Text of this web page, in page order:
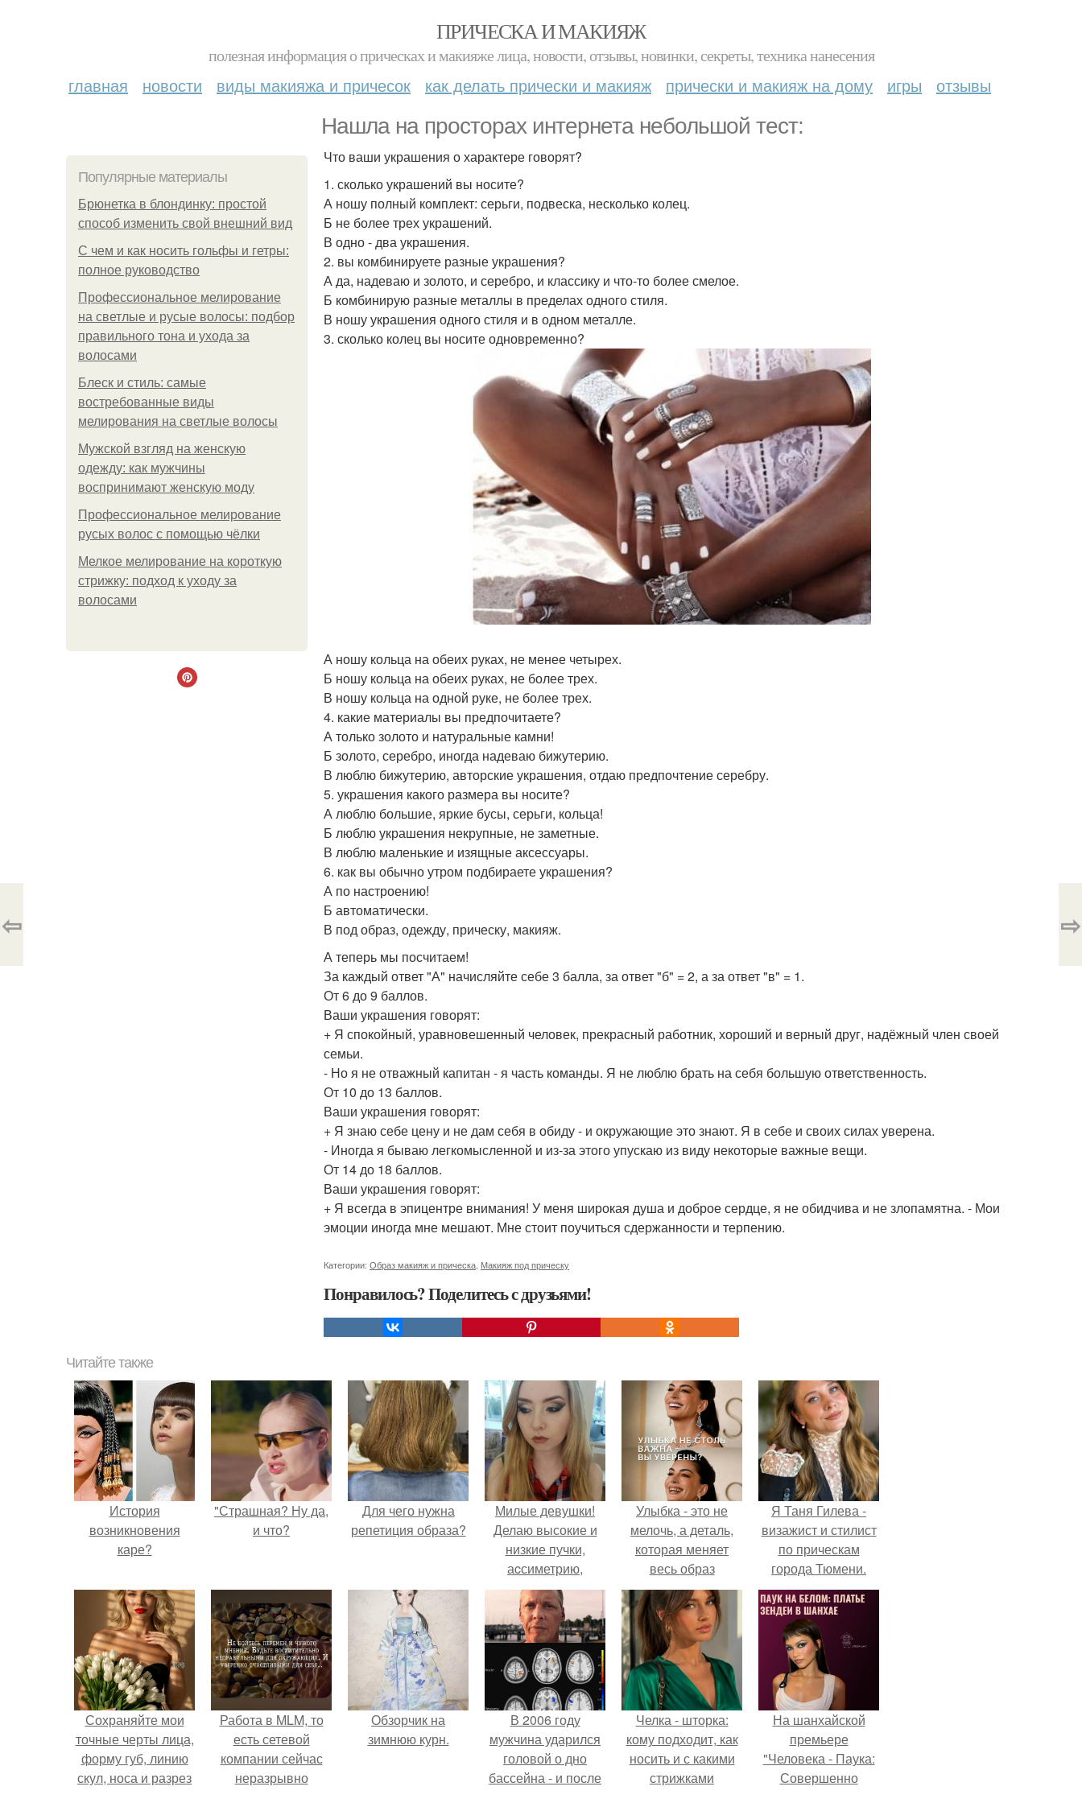
ПРИЧЕСКА И МАКИЯЖ
полезная информация о прическах и макияже лица, новости, отзывы, новинки, секреты, техника нанесения
главная новости виды макияжа и причесок как делать прически и макияж прически и макияж на дому игры отзывы
Нашла на просторах интернета небольшой тест:
Популярные материалы
Брюнетка в блондинку: простой
способ изменить свой внешний вид
С чем и как носить гольфы и гетры:
полное руководство
Профессиональное мелирование
на светлые и русые волосы: подбор
правильного тона и ухода за
волосами
Блеск и стиль: самые
востребованные виды
мелирования на светлые волосы
Мужской взгляд на женскую
одежду: как мужчины
воспринимают женскую моду
Профессиональное мелирование
русых волос с помощью чёлки
Мелкое мелирование на короткую
стрижку: подход к уходу за
волосами
Что ваши украшения о характере говорят?
1. сколько украшений вы носите?
А ношу полный комплект: серьги, подвеска, несколько колец.
Б не более трех украшений.
В одно - два украшения.
2. вы комбинируете разные украшения?
А да, надеваю и золото, и серебро, и классику и что-то более смелое.
Б комбинирую разные металлы в пределах одного стиля.
В ношу украшения одного стиля и в одном металле.
3. сколько колец вы носите одновременно?
А ношу кольца на обеих руках, не менее четырех.
Б ношу кольца на обеих руках, не более трех.
В ношу кольца на одной руке, не более трех.
4. какие материалы вы предпочитаете?
А только золото и натуральные камни!
Б золото, серебро, иногда надеваю бижутерию.
В люблю бижутерию, авторские украшения, отдаю предпочтение серебру.
5. украшения какого размера вы носите?
А люблю большие, яркие бусы, серьги, кольца!
Б люблю украшения некрупные, не заметные.
В люблю маленькие и изящные аксессуары.
6. как вы обычно утром подбираете украшения?
А по настроению!
Б автоматически.
В под образ, одежду, прическу, макияж.
А теперь мы посчитаем!
За каждый ответ "А" начисляйте себе 3 балла, за ответ "б" = 2, а за ответ "в" = 1.
От 6 до 9 баллов.
Ваши украшения говорят:
+ Я спокойный, уравновешенный человек, прекрасный работник, хороший и верный друг, надёжный член своей
семьи.
- Но я не отважный капитан - я часть команды. Я не люблю брать на себя большую ответственность.
От 10 до 13 баллов.
Ваши украшения говорят:
+ Я знаю себе цену и не дам себя в обиду - и окружающие это знают. Я в себе и своих силах уверена.
- Иногда я бываю легкомысленной и из-за этого упускаю из виду некоторые важные вещи.
От 14 до 18 баллов.
Ваши украшения говорят:
+ Я всегда в эпицентре внимания! У меня широкая душа и доброе сердце, я не обидчива и не злопамятна. - Мои
эмоции иногда мне мешают. Мне стоит поучиться сдержанности и терпению.
Категории: Образ макияж и прическа Макияж под прическу
Понравилось? Поделитесь с друзьями!
⇦ ⇨
Читайте также
История
возникновения
каре?
"Страшная? Ну да,
и что?
Для чего нужна
репетиция образа?
Милые девушки!
Делаю высокие и
низкие пучки,
аcсиметрию,
локоны, плету
косички и укладки,
все расходные
материалы входят
в стоимость.
Улыбка - это не
мелочь, а деталь,
которая меняет
весь образ
человека.
Я Таня Гилева -
визажист и стилист
по прическам
города Тюмени.
Сохраняйте мои
точные черты лица,
форму губ, линию
скул, носа и разрез
Работа в MLM, то
есть сетевой
компании сейчас
неразрывно
Обзорчик на
зимнюю курн.
В 2006 году
мужчина ударился
головой о дно
бассейна - и после
Челка - шторка:
кому подходит, как
носить и с какими
стрижками
На шанхайской
премьере
"Человека - Паука:
Совершенно